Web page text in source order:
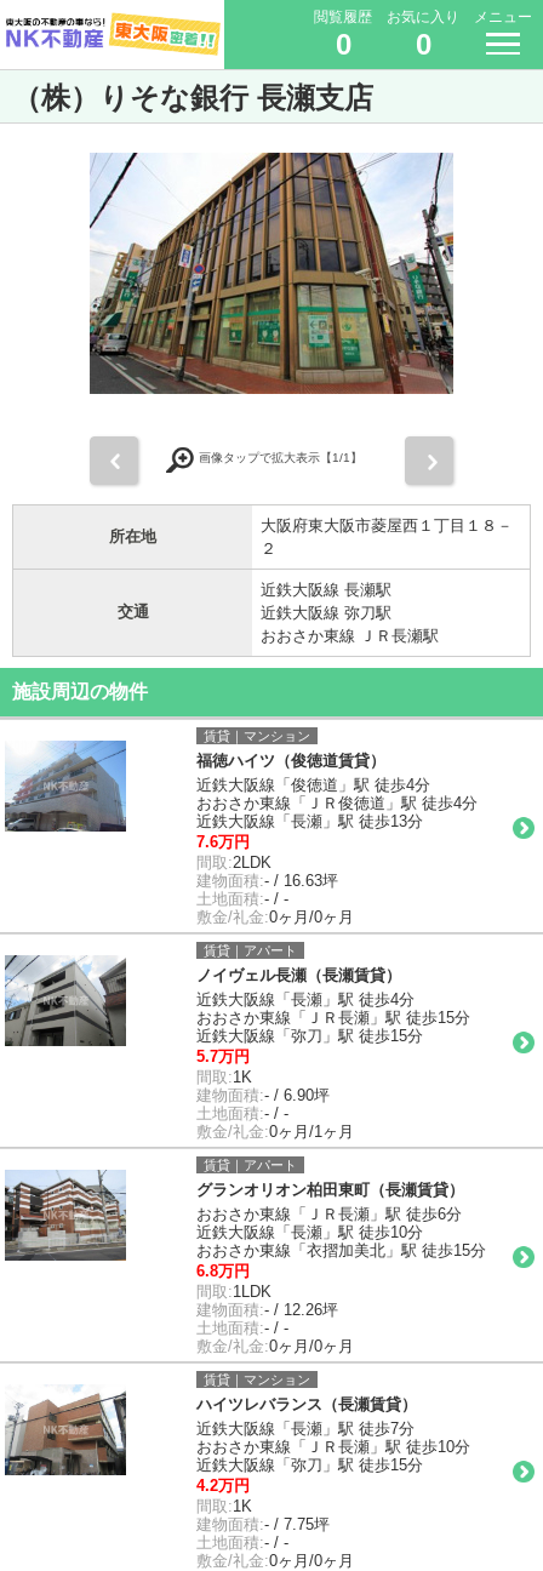
閲覧履歴
0
お気に入り
0
メニュー
（株）りそな銀行 長瀬支店
画像タップで拡大表示【1/1】
所在地
大阪府東大阪市菱屋西１丁目１８－
２
交通
近鉄大阪線 長瀬駅
近鉄大阪線 弥刀駅
おおさか東線 ＪＲ長瀬駅
施設周辺の物件
賃貸｜マンション
福徳ハイツ（俊徳道賃貸）
近鉄大阪線「俊徳道」駅 徒歩4分
おおさか東線「ＪＲ俊徳道」駅 徒歩4分
近鉄大阪線「長瀬」駅 徒歩13分
7.6万円
間取:2LDK
建物面積:- / 16.63坪
土地面積:- / -
敷金/礼金:0ヶ月/0ヶ月
賃貸｜アパート
ノイヴェル長瀬（長瀬賃貸）
近鉄大阪線「長瀬」駅 徒歩4分
おおさか東線「ＪＲ長瀬」駅 徒歩15分
近鉄大阪線「弥刀」駅 徒歩15分
5.7万円
間取:1K
建物面積:- / 6.90坪
土地面積:- / -
敷金/礼金:0ヶ月/1ヶ月
賃貸｜アパート
グランオリオン柏田東町（長瀬賃貸）
おおさか東線「ＪＲ長瀬」駅 徒歩6分
近鉄大阪線「長瀬」駅 徒歩10分
おおさか東線「衣摺加美北」駅 徒歩15分
6.8万円
間取:1LDK
建物面積:- / 12.26坪
土地面積:- / -
敷金/礼金:0ヶ月/0ヶ月
賃貸｜マンション
ハイツレバランス（長瀬賃貸）
近鉄大阪線「長瀬」駅 徒歩7分
おおさか東線「ＪＲ長瀬」駅 徒歩10分
近鉄大阪線「弥刀」駅 徒歩15分
4.2万円
間取:1K
建物面積:- / 7.75坪
土地面積:- / -
敷金/礼金:0ヶ月/0ヶ月